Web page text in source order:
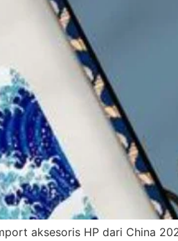
aksesoris HP dari China